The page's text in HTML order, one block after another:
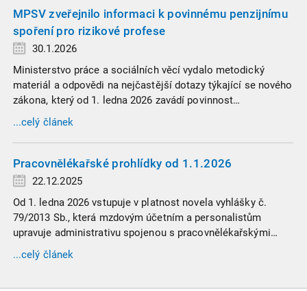
MPSV zveřejnilo informaci k povinnému penzijnímu
spoření pro rizikové profese
30.1.2026
Ministerstvo práce a sociálních věcí vydalo metodický
materiál a odpovědi na nejčastější dotazy týkající se nového
zákona, který od 1. ledna 2026 zavádí povinnost
zaměstnavatelů přispívat na spoření na stáří zaměstnancům
v náročných profesích.
...celý článek
Pracovnělékařské prohlídky od 1.1.2026
22.12.2025
Od 1. ledna 2026 vstupuje v platnost novela vyhlášky č.
79/2013 Sb., která mzdovým účetním a personalistům
upravuje administrativu spojenou s pracovnělékařskými
prohlídkami. Vybrali jsme tři zásadní změny, které ovlivní
vaši každodenní praxi, a stručný přehled ostatních novinek.
...celý článek